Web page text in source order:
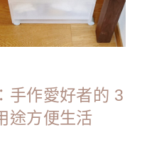
手作愛好者的 3
途方便生活